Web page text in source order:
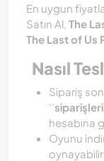
En uygun
Satın Al, The
The Last of Us
Nasıl
Sipariş
‘’
hesabına
Oyunu